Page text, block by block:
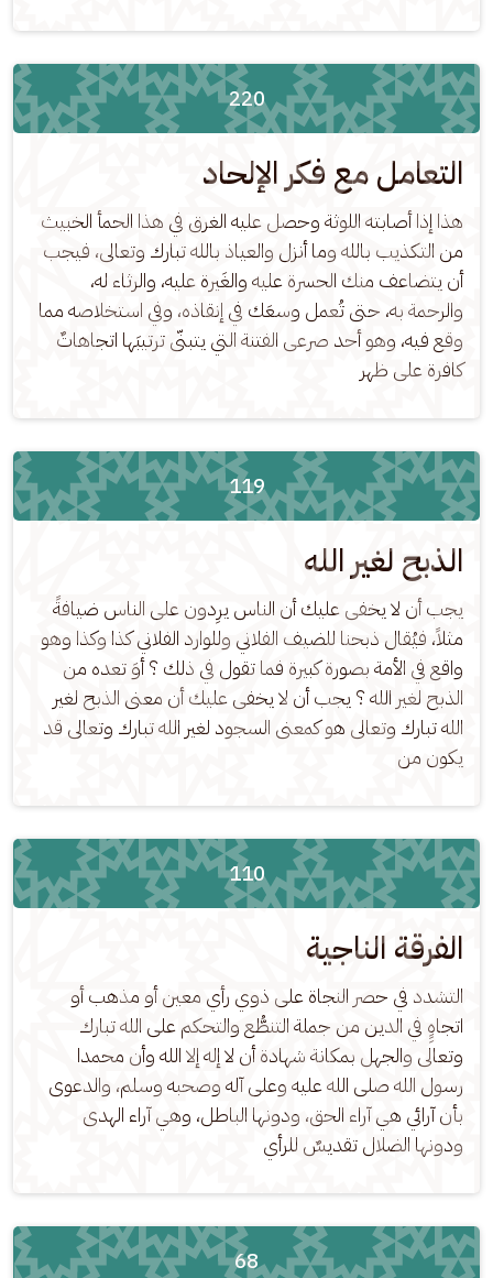
220
التعامل مع فكر الإلحاد
هذا إذا أصابته اللوثة وحصل عليه الغرق في هذا الحمأ الخبيث
من التكذيب بالله وما أنزل والعياذ بالله تبارك وتعالى، فيجب
أن يتضاعف منك الحسرة عليه والغَيرة عليه، والرثاء له،
والرحمة به، حتى تُعمل وسعَك في إنقاذه، وفي استخلاصه مما
وقع فيه، وهو أحد صرعى الفتنة التي يتبنّى ترتيبَها اتجاهاتٌ
كافرة على ظهر
119
الذبح لغير الله
يجب أن لا يخفى عليك أن الناس يرِدون على الناس ضيافةً
مثلاً، فيُقال ذبحنا للضيف الفلاني وللوارد الفلاني كذا وكذا وهو
واقع في الأمة بصورة كبيرة فما تقول في ذلك ؟ أوَ تعده من
الذبح لغير الله ؟ يجب أن لا يخفى عليك أن معنى الذبح لغير
الله تبارك وتعالى هو كمعنى السجود لغير الله تبارك وتعالى قد
يكون من
110
الفرقة الناجية
التشدد في حصر النجاة على ذوي رأي معين أو مذهب أو
اتجاهٍِ في الدين من جملة التنطُّع والتحكم على الله تبارك
وتعالى والجهل بمكانة شهادة أن لا إله إلا الله وأن محمدا
رسول الله صلى الله عليه وعلى آله وصحبه وسلم، والدعوى
بأن آرائي هي آراء الحق، ودونها الباطل، وهي آراء الهدى
ودونها الضلال تقديسٌ للرأي
68